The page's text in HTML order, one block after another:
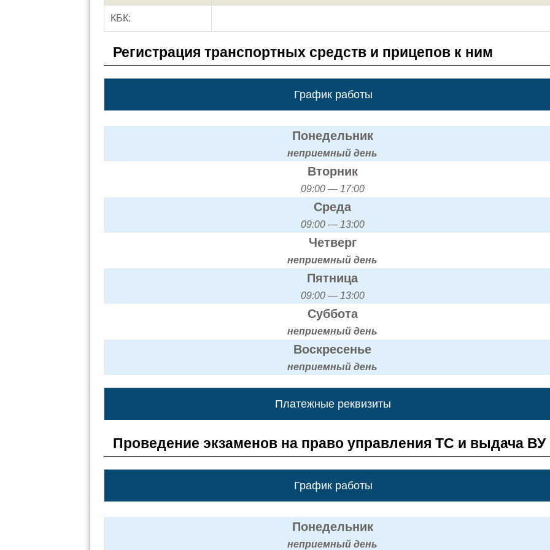
КБК:
Регистрация транспортных средств и прицепов к ним
График работы
Понедельник
неприемный день
Вторник
09:00 — 17:00
Среда
09:00 — 13:00
Четверг
неприемный день
Пятница
09:00 — 13:00
Суббота
неприемный день
Воскресенье
неприемный день
Платежные реквизиты
Проведение экзаменов на право управления ТС и выдача ВУ
График работы
Понедельник
неприемный день